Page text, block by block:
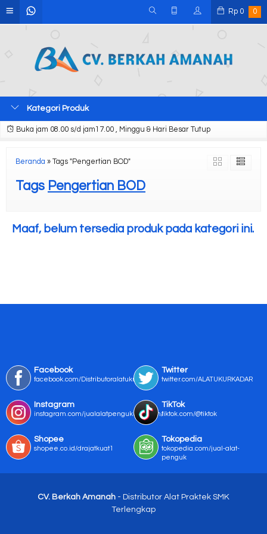
Rp 0 0
Kategori Produk
Buka jam 08.00 s/d jam17.00 , Minggu & Hari Besar Tutup
Beranda » Tags "Pengertian BOD"
Tags Pengertian BOD
Maaf, belum tersedia produk pada kategori ini.
Facebook
facebook.com/Distributoralatukur
Twitter
twitter.com/ALATUKURKADAR
Instagram
instagram.com/jualalatpengukurmurah/
TikTok
tiktok.com/@tiktok
Shopee
shopee.co.id/drajatkuat1
Tokopedia
tokopedia.com/jual-alat-
penguk
CV. Berkah Amanah - Distributor Alat Praktek SMK
Terlengkap